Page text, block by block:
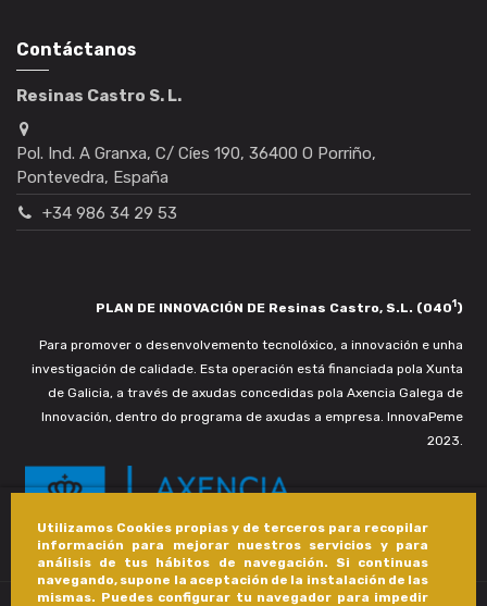
Utilizamos Cookies propias y de terceros para recopilar
información para mejorar nuestros servicios y para
análisis de tus hábitos de navegación. Si continuas
navegando, supone la aceptación de la instalación de las
mismas. Puedes configurar tu navegador para impedir
Contáctanos
Resinas Castro S. L.
Pol. Ind. A Granxa, C/ Cíes 190, 36400 O Porriño,
Pontevedra, España
+34 986 34 29 53
PLAN DE INNOVACIÓN DE Resinas Castro, S.L. (0401)
Para promover o desenvolvemento tecnolóxico, a innovación e unha
investigación de calidade. Esta operación está financiada pola Xunta
de Galicia, a través de axudas concedidas pola Axencia Galega de
Innovación, dentro do programa de axudas a empresa. InnovaPeme
2023.